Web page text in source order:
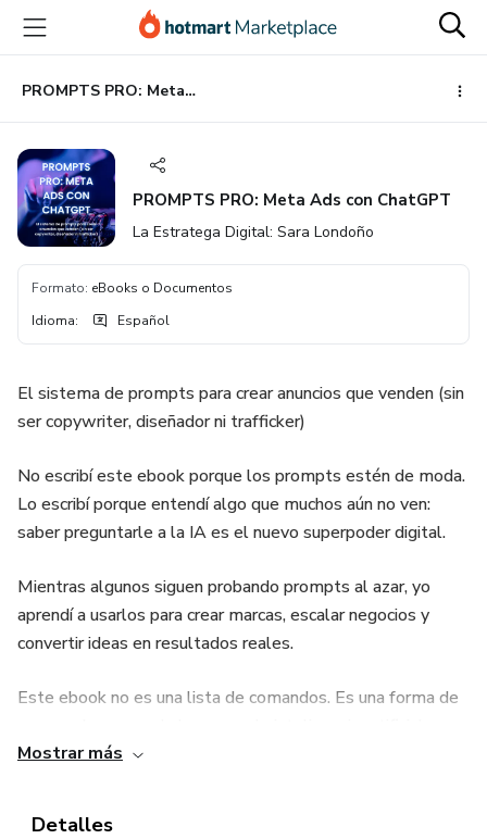
principal
página
de
página
PROMPTS PRO: Meta Ads con ChatGPT
PROMPTS PRO: Meta Ads con ChatGPT
La Estratega Digital: Sara Londoño
Formato: eBooks o Documentos
Idioma: Español
El sistema de prompts para crear anuncios que venden (sin
ser copywriter, diseñador ni trafficker)
No escribí este ebook porque los prompts estén de moda.
Lo escribí porque entendí algo que muchos aún no ven:
saber preguntarle a la IA es el nuevo superpoder digital.
Mientras algunos siguen probando prompts al azar, yo
aprendí a usarlos para crear marcas, escalar negocios y
convertir ideas en resultados reales.
Este ebook no es una lista de comandos. Es una forma de
trabaje a tu favor.
Mostrar más
Detalles